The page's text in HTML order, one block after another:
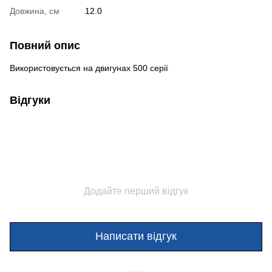
Довжина, см
12.0
Повний опис
Використовується на двигунах 500 серії
Відгуки
Додайте перший відгук
Написати відгук